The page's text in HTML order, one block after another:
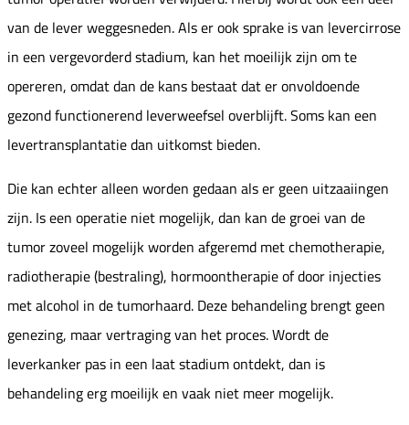
van de lever weggesneden. Als er ook sprake is van levercirrose
in een vergevorderd stadium, kan het moeilijk zijn om te
opereren, omdat dan de kans bestaat dat er onvoldoende
gezond functionerend leverweefsel overblijft. Soms kan een
levertransplantatie dan uitkomst bieden.
Die kan echter alleen worden gedaan als er geen uitzaaiingen
zijn. Is een operatie niet mogelijk, dan kan de groei van de
tumor zoveel mogelijk worden afgeremd met chemotherapie,
radiotherapie (bestraling), hormoontherapie of door injecties
met alcohol in de tumorhaard. Deze behandeling brengt geen
genezing, maar vertraging van het proces. Wordt de
leverkanker pas in een laat stadium ontdekt, dan is
behandeling erg moeilijk en vaak niet meer mogelijk.